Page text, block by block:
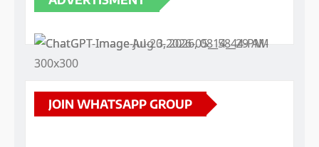
JOIN WHATSAPP GROUP